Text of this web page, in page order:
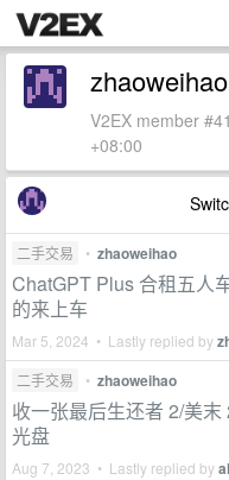
zhaoweihao
V2EX member
+08:00
二手交易 • zhaoweihao
ChatGPT Plus 合租五人
的来上车
Mar 5, 2024 • Lastly replied by
二手交易 • zhaoweihao
收一张最后生还者 2/美
光盘
Aug 7, 2023 • Lastly replied by